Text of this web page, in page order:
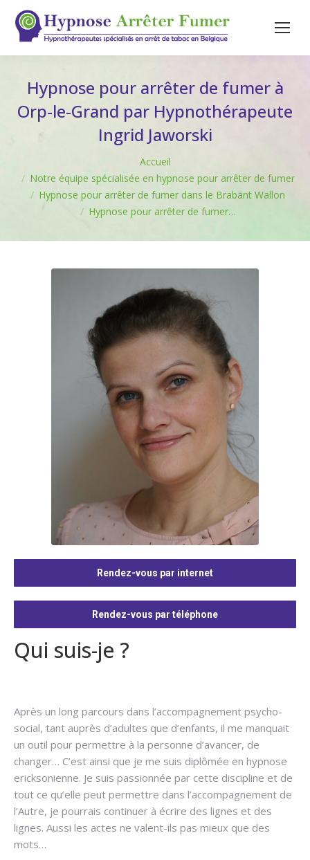
Hypnose pour arrêter de fumer à
Orp-le-Grand par Hypnothérapeute
Ingrid Jaworski
Accueil
Notre équipe spécialisée en hypnose pour arrêter de fumer
Hypnose pour arrêter de fumer dans le Brabant Wallon
Hypnose pour arrêter de fumer…
Qui suis-je ?
Après un long parcours dans l’accompagnement psycho-
social, tant auprès d’adultes que d’enfants, il me manquait
un outil pour permettre à la personne d’avancer, de
changer… C’est ainsi que je me suis diplômée en hypnose
ericksonienne. Je suis passionnée par cette discipline et de
tout ce qu’elle peut permettre dans l’accompagnement de
l’Autre, je pourrais continuer à écrire des lignes et des
lignes. Aussi les actes ne valent-ils pas mieux que des
mots…
Rendez-vous par internet
Rendez-vous par téléphone